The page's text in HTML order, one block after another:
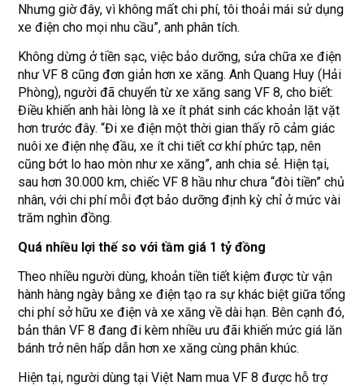
Nhưng giờ đây, vì không mất chi phí, tôi thoải mái sử dụng
xe điện cho mọi nhu cầu”, anh phân tích.
Không dừng ở tiền sạc, việc bảo dưỡng, sửa chữa xe điện
như VF 8 cũng đơn giản hơn xe xăng. Anh Quang Huy (Hải
Phòng), người đã chuyển từ xe xăng sang VF 8, cho biết:
Điều khiến anh hài lòng là xe ít phát sinh các khoản lặt vặt
hơn trước đây. “Đi xe điện một thời gian thấy rõ cảm giác
nuôi xe điện nhẹ đầu, xe ít chi tiết cơ khí phức tạp, nên
cũng bớt lo hao mòn như xe xăng”, anh chia sẻ. Hiện tại,
sau hơn 30.000 km, chiếc VF 8 hầu như chưa “đòi tiền” chủ
nhân, với chi phí mỗi đợt bảo dưỡng định kỳ chỉ ở mức vài
trăm nghìn đồng.
Quá nhiều lợi thế so với tầm giá 1 tỷ đồng
Theo nhiều người dùng, khoản tiền tiết kiệm được từ vận
hành hàng ngày bằng xe điện tạo ra sự khác biệt giữa tổng
chi phí sở hữu xe điện và xe xăng về dài hạn. Bên cạnh đó,
bản thân VF 8 đang đi kèm nhiều ưu đãi khiến mức giá lăn
bánh trở nên hấp dẫn hơn xe xăng cùng phân khúc.
Hiện tại, người dùng tại Việt Nam mua VF 8 được hỗ trợ